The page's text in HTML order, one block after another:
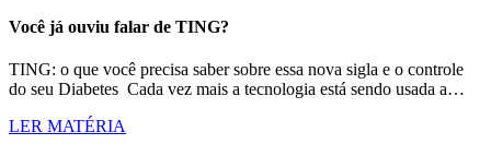
Você já ouviu falar de TING?
TING: o que você precisa saber sobre essa nova sigla e o controle
do seu Diabetes Cada vez mais a tecnologia está sendo usada a…
LER MATÉRIA